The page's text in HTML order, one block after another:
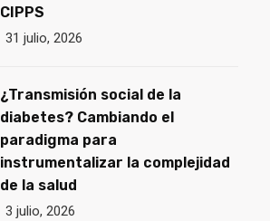
CIPPS
31 julio, 2026
¿Transmisión social de la
diabetes? Cambiando el
paradigma para
instrumentalizar la complejidad
de la salud
3 julio, 2026